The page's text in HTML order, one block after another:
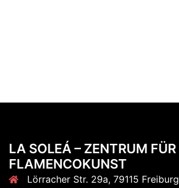
LA SOLEÁ – ZENTRUM FÜR
FLAMENCOKUNST
Lörracher Str. 29a, 79115 Freiburg